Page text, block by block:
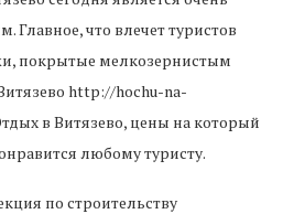
что влечет туристов
покрытые мелкозернистым
http://hochu-na-
в Витязево, цены на который
любому туристу.
по строительству